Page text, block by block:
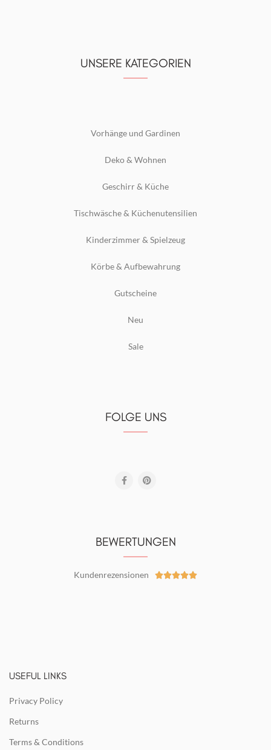
UNSERE KATEGORIEN
Vorhänge und Gardinen
Deko & Wohnen
Geschirr & Küche
Tischwäsche & Küchenutensilien
Kinderzimmer & Spielzeug
Körbe & Aufbewahrung
Gutscheine
Neu
Sale
FOLGE UNS
BEWERTUNGEN
Kundenrezensionen 
USEFUL LINKS
Privacy Policy
Returns
Terms & Conditions